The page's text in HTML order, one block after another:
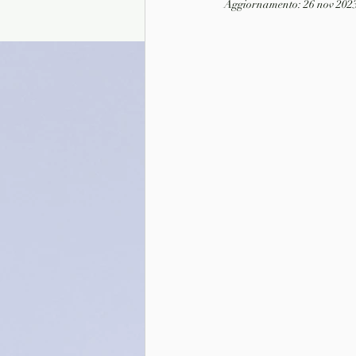
Aggiornamento:26 nov